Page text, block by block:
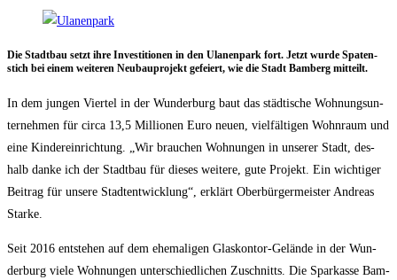
Die Stadt­bau setzt ihre Inves­ti­tio­nen in den Ula­nen­park fort. Jetzt wur­de Spa­ten­
stich bei einem wei­te­ren Neu­bau­pro­jekt gefei­ert, wie die Stadt Bam­berg mitteilt.
In dem jun­gen Vier­tel in der Wun­der­burg baut das städ­ti­sche Woh­nungs­un­
ter­neh­men für cir­ca 13,5 Mil­lio­nen Euro neu­en, viel­fäl­ti­gen Wohn­raum und
eine Kin­der­ein­rich­tung. „Wir brau­chen Woh­nun­gen in unse­rer Stadt, des­
halb dan­ke ich der Stadt­bau für die­ses wei­te­re, gute Pro­jekt. Ein wich­ti­ger
Bei­trag für unse­re Stadt­ent­wick­lung“, erklärt Ober­bür­ger­meis­ter Andre­as
Starke.
Seit 2016 ent­ste­hen auf dem ehe­ma­li­gen Glas­kon­tor-Gelän­de in der Wun­
der­burg vie­le Woh­nun­gen unter­schied­li­chen Zuschnitts. Die Spar­kas­se Bam­